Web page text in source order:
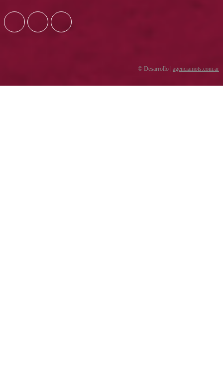
© Desarrollo | agenciamots.com.ar